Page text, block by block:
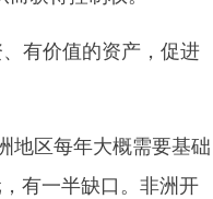
有价值的资产，促进
区每年大概需要基础
有一半缺口。非洲开